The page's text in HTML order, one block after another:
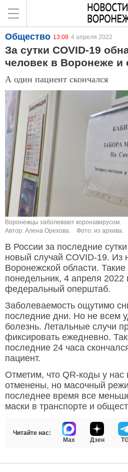
Общество 13:08 4 апреля 2022
За сутки COVID-19
человек в Воронеже и
А один пациент скончался
Воронежцы заболевают коронавирусом.
Автор: Алена Орехова.
Фото: из архива.
В России за последние
новый случай COVID-19. Из
Воронежской области.
понедельник, 4 апреля 2022
федеральный оперштаб.
Заболеваемость ощутимо
последние дни. Но не всем
болезнь. Летальные случи
фиксировать ежедневно.
последние 24 часа
пациент.
Отметим, что QR-коды у нас
отменены, но масочный
последнее время все
маски в транспорте и
Читайте нас:
Max
Дзен